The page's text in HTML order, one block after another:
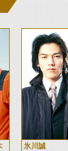
氷川誠